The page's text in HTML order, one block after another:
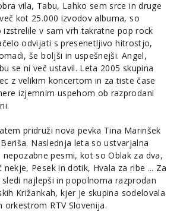
vila, Tabu, Lahko sem srce in druge
kot 25.000 izvodov albuma, so
izstrelile v sam vrh takratne pop rock
odvijati s presenetljivo hitrostjo,
še boljši in uspešnejši. Angel,
se ni več ustavil. Leta 2005 skupina
z velikim koncertom in za tiste čase
izjemnim uspehom ob razprodani
pridruži nova pevka Tina Marinšek
Naslednja leta so ustvarjalna
pesmi, kot so Oblak za dva,
Pesek in dotik, Hvala za ribe ... Za
najlepši in popolnoma razprodan
Križankah, kjer je skupina sodelovala
RTV Slovenija.